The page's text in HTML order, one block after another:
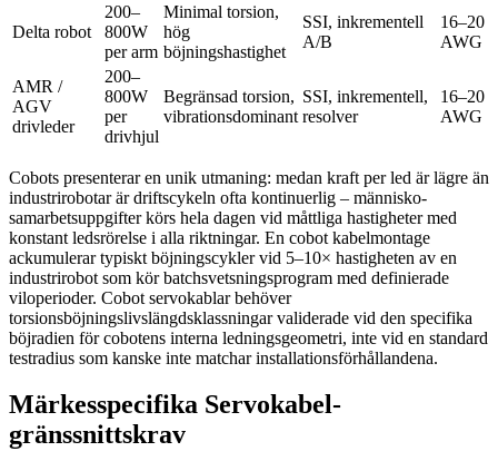
Delta robot
200–
800W
per arm
Minimal torsion,
hög
böjningshastighet
SSI, inkrementell
A/B
16–20
AWG
AMR /
AGV
drivleder
200–
800W
per
drivhjul
Begränsad torsion,
vibrationsdominant
SSI, inkrementell,
resolver
16–20
AWG
Cobots presenterar en unik utmaning: medan kraft per led är lägre än
industrirobotar är driftscykeln ofta kontinuerlig – människo-
samarbetsuppgifter körs hela dagen vid måttliga hastigheter med
konstant ledsrörelse i alla riktningar. En cobot kabelmontage
ackumulerar typiskt böjningscykler vid 5–10× hastigheten av en
industrirobot som kör batchsvetsningsprogram med definierade
viloperioder. Cobot servokablar behöver
torsionsböjningslivslängdsklassningar validerade vid den specifika
böjradien för cobotens interna ledningsgeometri, inte vid en standard
testradius som kanske inte matchar installationsförhållandena.
Märkesspecifika Servokabel-
gränssnittskrav